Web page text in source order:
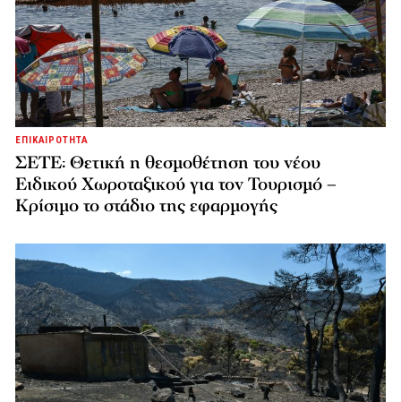
ΕΠΙΚΑΙΡΟΤΗΤΑ
ΣΕΤΕ: Θετική η θεσμοθέτηση του νέου
Ειδικού Χωροταξικού για τον Τουρισμό –
Κρίσιμο το στάδιο της εφαρμογής